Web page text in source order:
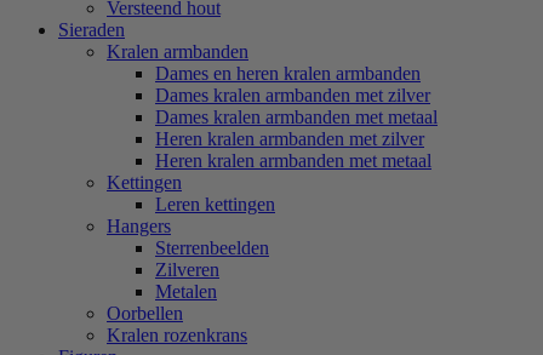
Versteend hout
Sieraden
Kralen armbanden
Dames en heren kralen armbanden
Dames kralen armbanden met zilver
Dames kralen armbanden met metaal
Heren kralen armbanden met zilver
Heren kralen armbanden met metaal
Kettingen
Leren kettingen
Hangers
Sterrenbeelden
Zilveren
Metalen
Oorbellen
Kralen rozenkrans